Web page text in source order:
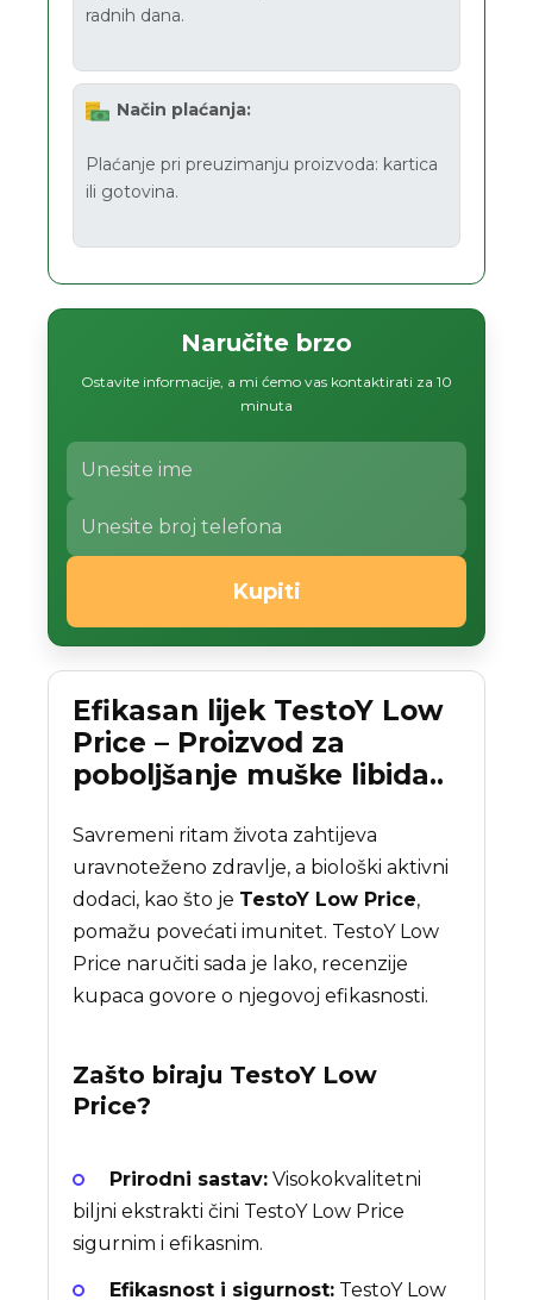
radnih dana.
Način plaćanja:
Plaćanje pri preuzimanju proizvoda: kartica
ili gotovina.
Naručite brzo
Ostavite informacije, a mi ćemo vas kontaktirati za 10
minuta
Kupiti
Efikasan lijek TestoY Low
Price – Proizvod za
poboljšanje muške libida..
Savremeni ritam života zahtijeva
uravnoteženo zdravlje, a biološki aktivni
dodaci, kao što je TestoY Low Price,
pomažu povećati imunitet. TestoY Low
Price naručiti sada je lako, recenzije
kupaca govore o njegovoj efikasnosti.
Zašto biraju TestoY Low
Price?
Prirodni sastav: Visokokvalitetni
biljni ekstrakti čini TestoY Low Price
sigurnim i efikasnim.
Efikasnost i sigurnost: TestoY Low